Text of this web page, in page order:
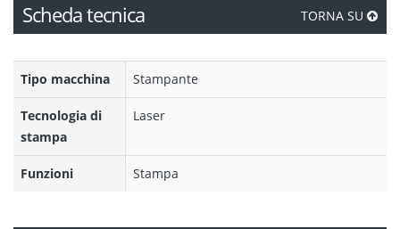
Scheda tecnica TORNA SU
Tipo macchina Stampante
Tecnologia di
stampa
Laser
Funzioni Stampa